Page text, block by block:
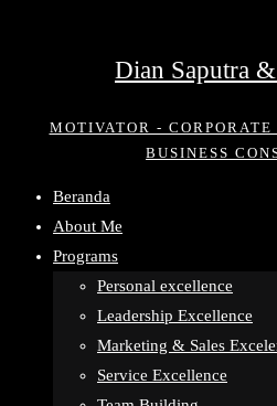
Dian Saputra
MOTIVATOR -
BUSINESS
Beranda
About Me
Programs
Personal excellence
Leadership Excellence
Marketing & Sales
Service Excellence